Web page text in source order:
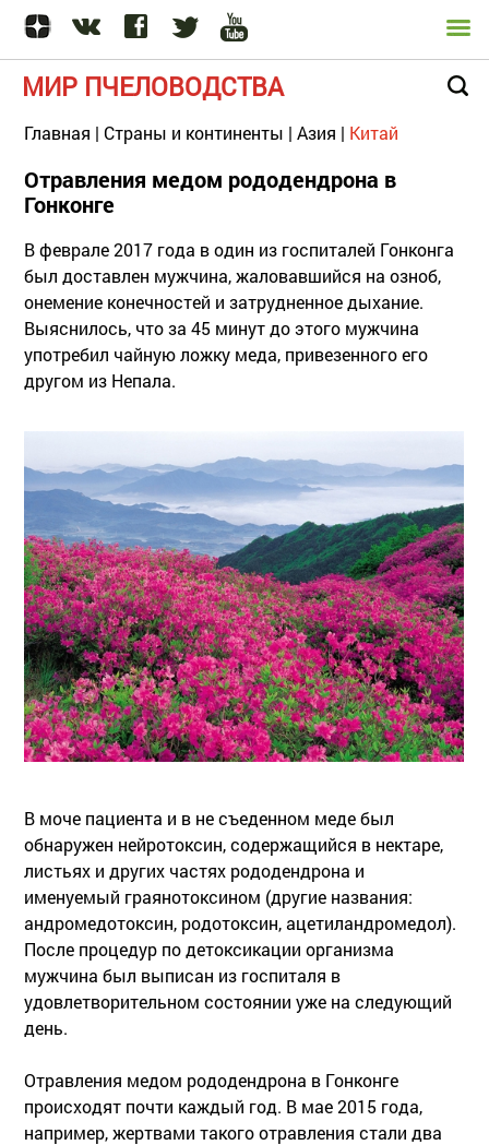
МИР ПЧЕЛОВОДСТВА
Главная | Страны и континенты | Азия | Китай
Отравления медом рододендрона в
Гонконге
В феврале 2017 года в один из госпиталей Гонконга
был доставлен мужчина, жаловавшийся на озноб,
онемение конечностей и затрудненное дыхание.
Выяснилось, что за 45 минут до этого мужчина
употребил чайную ложку меда, привезенного его
другом из Непала.
В моче пациента и в не съеденном меде был
обнаружен нейротоксин, содержащийся в нектаре,
листьях и других частях рододендрона и
именуемый граянотоксином (другие названия:
андромедотоксин, родотоксин, ацетиландромедол).
После процедур по детоксикации организма
мужчина был выписан из госпиталя в
удовлетворительном состоянии уже на следующий
день.
Отравления медом рододендрона в Гонконге
происходят почти каждый год. В мае 2015 года,
например, жертвами такого отравления стали два